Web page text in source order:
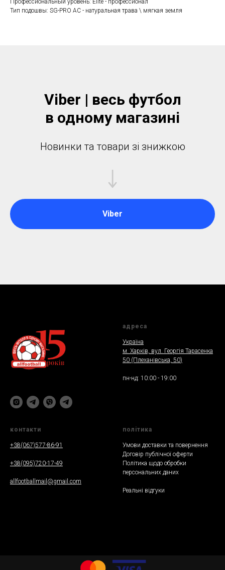
Профессиональный уровень: Elite - профессионал
Тип подошвы: SG-PRO AC - натуральная трава \ мягкая земля
Viber | весь футбол
в одному магазинi
Новинки та товари зі знижкою
Viber
адреса
Україна
м. Харкiв, вул. Георгія Тарасенка
50 (Плеханiвська, 50)
пн-нд: 10:00 - 19:00
контакти
+38(067)577-86-91
+38(095)720-17-49
allfootballmail@gmail.com
полiтика
Умови доставки та повернення
Договір публічної оферти
Політика щодо обробки
персональних даних
Реальнi вiдгуки